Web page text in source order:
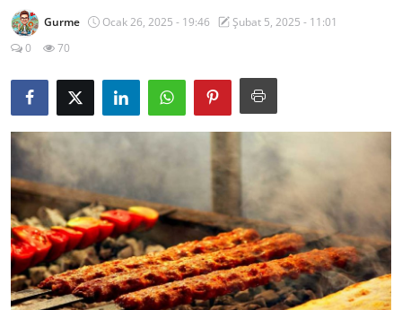
Helal Gıda & Dini Hükümler
Kalori & Diyet Rehberi
Mutfak Püf Noktaları & İpuçları
Mekan & Lezzet Rotaları
Temel Gıda ve Ürün Rehberleri
İçecek Kültürü & Barista
Yöresel Tarifler & Ev Yemekleri
Gurme Ocak 26, 2025 - 19:46
Şubat 5, 2025 - 11:01
0
70